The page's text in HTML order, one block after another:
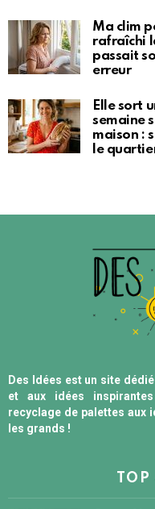
Ma clim
rafraîchi
passait
erreur
Elle sort
semaine
maison :
le
Des Idées est un site
et aux idées
recyclage de palettes aux
les grands !
TOP